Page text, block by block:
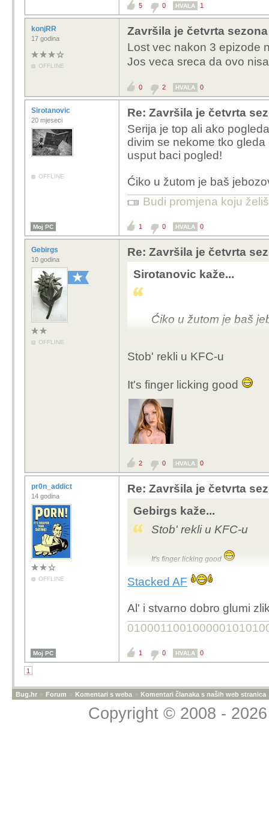
5 0 HVALA 1
konjRR
17 godina
OFFLINE
Završila je četvrta
Lost vec nakon 3 epizode
Jos veca sreca da ovo
0 2 HVALA 0
Sirotanovic
20 mjeseci
OFFLINE
Re: Završila je četvrta
Serija je top ali ako
divim se nekome tko
usput baci pogled!
Ćiko u žutom je baš
Budi promjena koju
Moj PC 1 0 HVALA 0
Gebirgs
10 godina
OFFLINE
Re: Završila je četvrta
Sirotanovic kaže...
Ćiko u žutom je baš
Stob' rekli u KFC-u
It's finger licking good
2 0 HVALA 0
pr0n_addict
14 godina
OFFLINE
Re: Završila je četvrta
Gebirgs kaže...
Stob' rekli u KFC-u
It's finger licking good
Stacked AF
Al' i stvarno dobro glumi
Moj PC 1 0 HVALA 0
1
Bug.hr » Forum » Komentari s weba » Komentari članaka s naših web stranica
Copyright © 2008 -